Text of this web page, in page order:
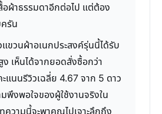
อผ้าธรรมดาอีกต่อไป แต่ต้อง
รัน
แขวนผ้าอเนกประสงค์รุ่นนี้ได้รับ
เห็นได้จากยอดสั่งซื้อกว่า
แนนรีวิวเฉลี่ย 4.67 จาก 5 ดาว
พึงพอใจของผู้ใช้งานจริงใน